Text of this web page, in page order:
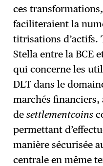
ces
faciliteraient la
titrisations d’actifs.
Stella entre la BCE
qui concerne les
DLT dans le
marchés financiers,
desettlementcoins
permettant
manière sécurisée
centrale en même